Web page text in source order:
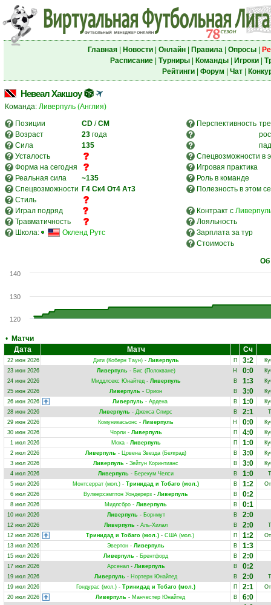
Главная| Новости| Онлайн| Правила| Опросы|
Расписание| Турниры| Команды| Игроки|
Рейтинги| Форум Чат|
Невеал Хакшоу
Команда: Ливерпуль (Англия)
Позиции
CD /CM Перспективность
Возраст
23 года
Сила
135
Усталость
Спецвозможности в
Форма на сегодня
Игровая практика
Реальная сила
~135
Роль в команде
Спецвозможности Г4 Ск4 От4 Ат3
Полезность в этом
Стиль
Играл подряд
Контракт с
Травматичность
Лояльность
Школа:
Окленд Рутс
Зарплата за тур
Стоимость
Об
120
130
140
• Матчи
Дата
Матч Сч
22 июн 2026 Диги (Коберн Таун)- Ливерпуль П 3:2
23 июн 2026
Ливерпуль - Бис (Полокване) Н 0:0
24 июн 2026
Миддлсекс Юнайтед- Ливерпуль В 1:3
25 июн 2026
Ливерпуль - Орион В 3:0
26 июн 2026
Ливерпуль - Ардена В 1:0
28 июн 2026
Ливерпуль - Джекса Спирс В 2:1
29 июн 2026
Комуникасьонс - Ливерпуль Н 0:0
30 июн 2026
Чорли- Ливерпуль П 4:0
1 июл 2026
Мока- Ливерпуль П 1:0
2 июл 2026
Ливерпуль - Црвена Звезда (Белград) В 3:0
3 июл 2026
Ливерпуль - Зейтун Коринтианс В 3:0
4 июл 2026
Ливерпуль - Берекум Челси В 1:0
5 июл 2026
Монтсеррат (мол.) - Тринидад и Тобаго (мол.) В 1:2
6 июл 2026
Вулверхэмптон Уондерерз - Ливерпуль В 0:2
8 июл 2026 Мидлсбро - Ливерпуль В 0:1
10 июл 2026 Ливерпуль - Борнмут В 2:0
12 июл 2026 Ливерпуль - Аль-Хилал В 2:0
12 июл 2026
Тринидад и Тобаго (мол.) - США (мол.) П 1:2
13 июл 2026
Эвертон - Ливерпуль В 1:3
15 июл 2026 Ливерпуль - Брентфорд В 2:0
17 июл 2026 Арсенал- Ливерпуль В 0:2
19 июл 2026 Ливерпуль - Нортерн Юнайтед В 2:0
19 июл 2026
Гондурас (мол.) - Тринидад и Тобаго (мол.) П 2:1
20 июл 2026
Ливерпуль- Манчестер Юнайтед В 6:0